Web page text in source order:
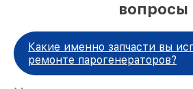
повреждения из-за накипи
перегревается или не
температуры.
Проблемы с
вопросы
Какие именно запчасти вы
ремонте парогенераторов?